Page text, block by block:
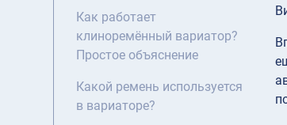
Как работает
клиноремённый вариатор?
Простое объяснение
Какой ремень используется
в вариаторе?